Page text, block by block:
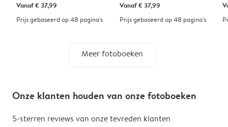
Vanaf€ 37,99
Prijs gebaseerd op 48 pagina's
Vanaf€ 37,99
Prijs gebaseerd op 48 pagina's
Meer fotoboeken
Onze klanten houden van onze fotoboeken
5-sterren reviews van onze tevreden klanten